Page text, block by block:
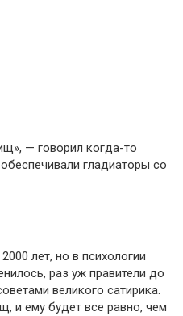
— говорил когда-то
гладиаторы со
лет, но в психологии
раз уж правители до
великого сатирика.
и ему будет все равно, чем